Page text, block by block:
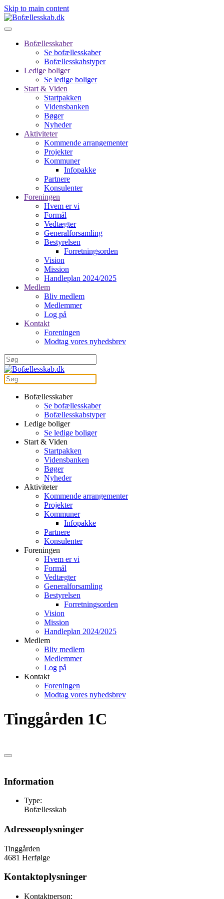
Skip to main content
Bofællesskaber
Se bofællesskaber
Bofællesskabstyper
Ledige boliger
Se ledige boliger
Start & Viden
Startpakken
Vidensbanken
Bøger
Nyheder
Aktiviteter
Kommende arrangementer
Projekter
Kommuner
Infopakke
Partnere
Konsulenter
Foreningen
Hvem er vi
Formål
Vedtægter
Generalforsamling
Bestyrelsen
Forretningsorden
Vision
Mission
Handleplan 2024/2025
Medlem
Bliv medlem
Medlemmer
Log på
Kontakt
Foreningen
Modtag vores nyhedsbrev
Bofællesskaber
Se bofællesskaber
Bofællesskabstyper
Ledige boliger
Se ledige boliger
Start & Viden
Startpakken
Vidensbanken
Bøger
Nyheder
Aktiviteter
Kommende arrangementer
Projekter
Kommuner
Infopakke
Partnere
Konsulenter
Foreningen
Hvem er vi
Formål
Vedtægter
Generalforsamling
Bestyrelsen
Forretningsorden
Vision
Mission
Handleplan 2024/2025
Medlem
Bliv medlem
Medlemmer
Log på
Kontakt
Foreningen
Modtag vores nyhedsbrev
Tinggården 1C
Information
Type:
Bofællesskab
Adresseoplysninger
Tinggården
4681 Herfølge
Kontaktoplysninger
Kontaktperson: